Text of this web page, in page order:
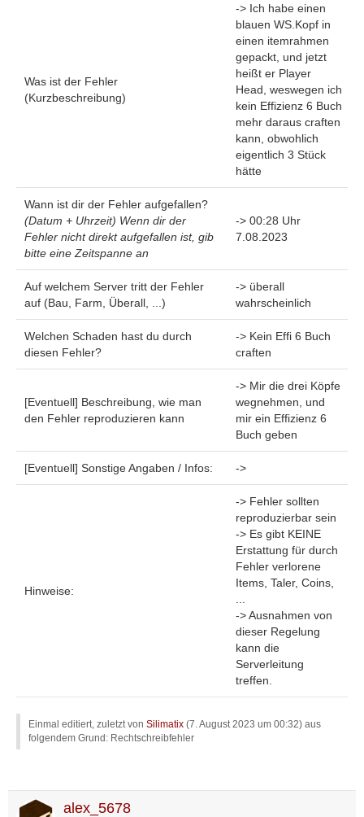
Was ist der Fehler
(Kurzbeschreibung)
-> Ich habe einen
blauen WS.Kopf in
einen itemrahmen
gepackt, und jetzt
heißt er Player
Head, weswegen ich
kein Effizienz 6 Buch
mehr daraus craften
kann, obwohlich
eigentlich 3 Stück
hätte
Wann ist dir der Fehler aufgefallen?
(Datum + Uhrzeit) Wenn dir der
Fehler nicht direkt aufgefallen ist, gib
bitte eine Zeitspanne an
-> 00:28 Uhr
7.08.2023
Auf welchem Server tritt der Fehler
auf (Bau, Farm, Überall, ...)
-> überall
wahrscheinlich
Welchen Schaden hast du durch
diesen Fehler?
-> Kein Effi 6 Buch
craften
[Eventuell] Beschreibung, wie man
den Fehler reproduzieren kann
-> Mir die drei Köpfe
wegnehmen, und
mir ein Effizienz 6
Buch geben
[Eventuell] Sonstige Angaben / Infos: ->
Hinweise:
-> Fehler sollten
reproduzierbar sein
-> Es gibt KEINE
Erstattung für durch
Fehler verlorene
Items, Taler, Coins,
-> Ausnahmen von
dieser Regelung
kann die
Serverleitung
treffen.
Einmal editiert, zuletzt von Silimatix (7. August 2023 um 00:32) aus
folgendem Grund: Rechtschreibfehler
alex_5678